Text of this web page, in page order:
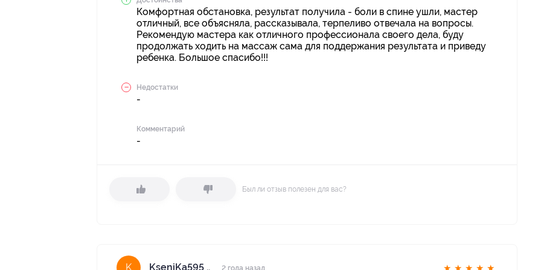
Комфортная обстановка, результат получила - боли в спине ушли, мастер
отличный, все объясняла, рассказывала, терпеливо отвечала на вопросы.
Рекомендую мастера как отличного профессионала своего дела, буду
продолжать ходить на массаж сама для поддержания результата и приведу
ребенка. Большое спасибо!!!
Недостатки
-
Комментарий
-
Был ли отзыв полезен для вас?
K KseniKa595 .. 2 года назад ★ ★ ★ ★ ★